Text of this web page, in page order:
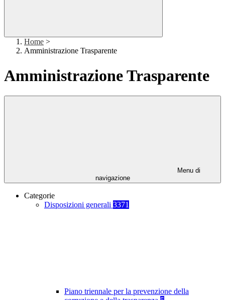
Home >
Amministrazione Trasparente
Amministrazione Trasparente
Menu di
navigazione
Categorie
Disposizioni generali 3371
Piano triennale per la prevenzione della